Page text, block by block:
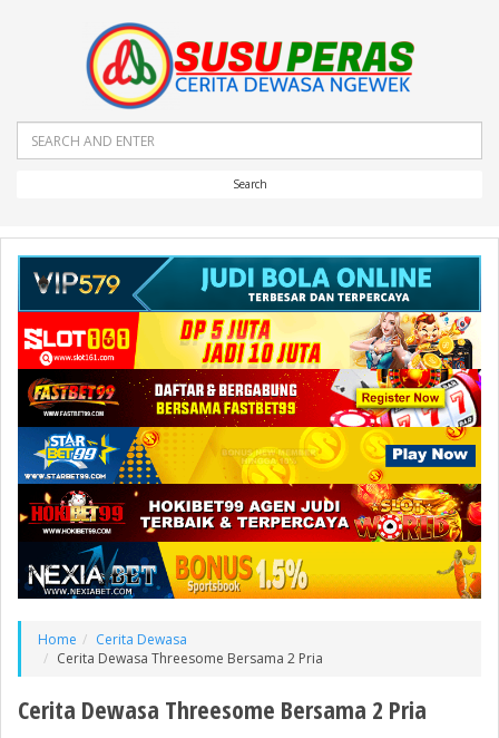
Search
Home
Cerita Dewasa
Cerita Dewasa Threesome Bersama 2 Pria
Cerita Dewasa Threesome Bersama 2 Pria